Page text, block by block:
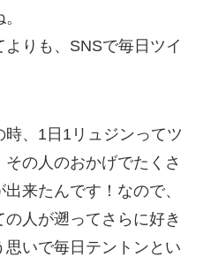
りも、SNSで毎日ツイ
、1日1リュジンってツ
の人のおかげでたくさ
来たんです！なので、
人が遡ってさらに好き
いで毎日テントンとい